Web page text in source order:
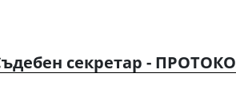
секретар -